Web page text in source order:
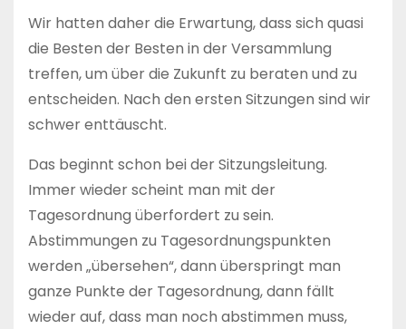
Wir hatten daher die Erwartung, dass sich quasi
die Besten der Besten in der Versammlung
treffen, um über die Zukunft zu beraten und zu
entscheiden. Nach den ersten Sitzungen sind wir
schwer enttäuscht.
Das beginnt schon bei der Sitzungsleitung.
Immer wieder scheint man mit der
Tagesordnung überfordert zu sein.
Abstimmungen zu Tagesordnungspunkten
werden „übersehen“, dann überspringt man
ganze Punkte der Tagesordnung, dann fällt
wieder auf, dass man noch abstimmen muss,